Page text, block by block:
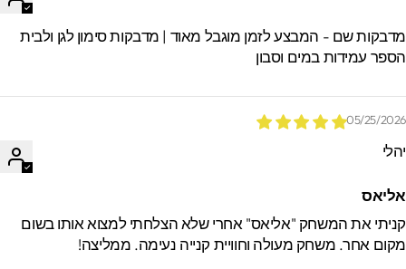
שם - המבצע לזמן מוגבל מאוד | מדבקות סימון לגן ולבית
עמידות במים וסבון
05/25/
את המשחק "אליאס" אחרי שלא הצלחתי למצוא אותו בשום
אחר. משחק מעולה וחוויית קנייה נעימה. ממליצה!